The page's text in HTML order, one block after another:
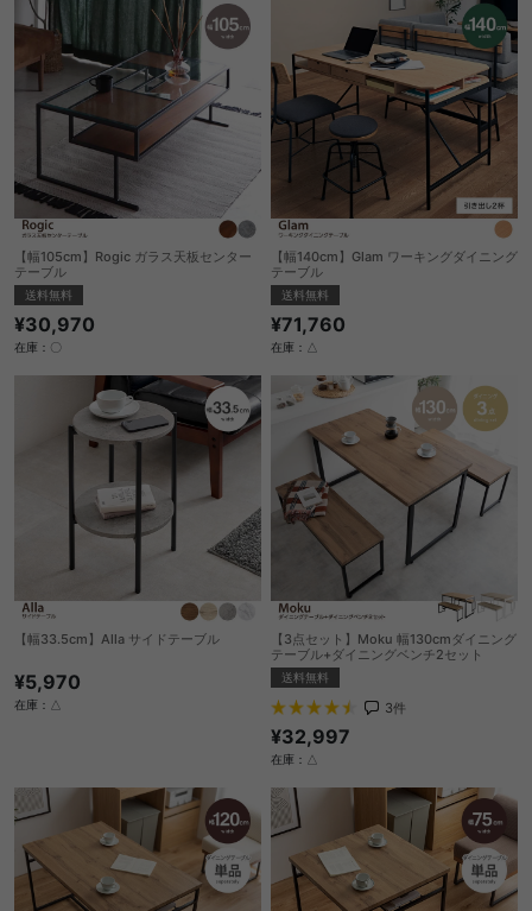
【幅105cm】Rogic ガラス天板センター
テーブル
送料無料
¥30,970
在庫：〇
【幅140cm】Glam ワーキングダイニング
テーブル
送料無料
¥71,760
在庫：△
【幅33.5cm】Alla サイドテーブル
¥5,970
在庫：△
【3点セット】Moku 幅130cmダイニング
テーブル+ダイニングベンチ2セット
送料無料
3件
¥32,997
在庫：△